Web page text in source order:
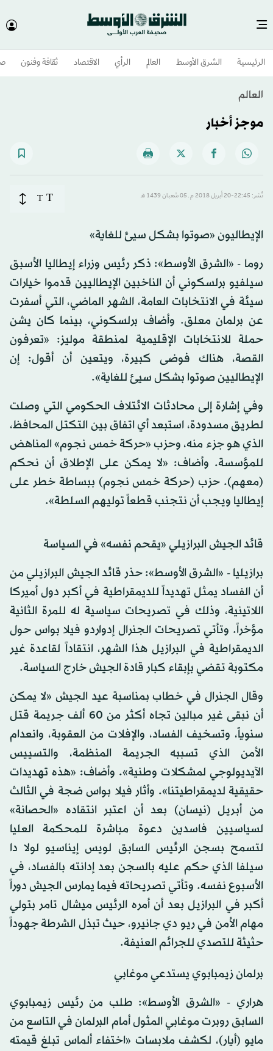
الرئيسية الشرق الأوسط​ العالم الرأي الاقتصاد ثقافة وفنون
العالم
موجز أخبار
نُشر: 22:45-20 أبريل 2018 م ـ 05 شَعبان 1439 هـ T
T
الإيطاليون «صوتوا بشكل سيئ للغاية»
روما - «الشرق الأوسط»: ذكر رئيس وزراء إيطاليا الأسبق
سيلفيو برلسكوني أن الناخبين الإيطاليين قدموا خيارات
سيئة في الانتخابات العامة، الشهر الماضي، التي أسفرت
عن برلمان معلق. وأضاف برلسكوني، بينما كان يشن
حملة للانتخابات الإقليمية لمنطقة موليز: «تعرفون
القصة، هناك فوضى كبيرة، ويتعين أن أقول: إن
الإيطاليين صوتوا بشكل سيئ للغاية».
وفي إشارة إلى محادثات الائتلاف الحكومي التي وصلت
لطريق مسدودة، استبعد أي اتفاق بين التكتل المحافظ،
الذي هو جزء منه، وحزب «حركة خمس نجوم» المناهض
للمؤسسة. وأضاف: «لا يمكن على الإطلاق أن نحكم
(معهم). حزب (حركة خمس نجوم) ببساطة خطر على
إيطاليا ويجب أن نتجنب قطعاً توليهم السلطة».
قائد الجيش البرازيلي «يقحم نفسه» في السياسة
برازيليا - «الشرق الأوسط»: حذر قائد الجيش البرازيلي من
أن الفساد يمثل تهديداً للديمقراطية في أكبر دول أميركا
اللاتينية، وذلك في تصريحات سياسية له للمرة الثانية
مؤخراً. وتأتي تصريحات الجنرال إدواردو فيلا بواس حول
الديمقراطية في البرازيل هذا الشهر، انتقاداً لقاعدة غير
مكتوبة تقضي بإبقاء كبار قادة الجيش خارج السياسة.
وقال الجنرال في خطاب بمناسبة عيد الجيش «لا يمكن
أن نبقى غير مبالين تجاه أكثر من 60 ألف جريمة قتل
سنوياً، وتسخيف الفساد، والإفلات من العقوبة، وانعدام
الأمن الذي تسببه الجريمة المنظمة، والتسييس
الآيديولوجي لمشكلات وطنية». وأضاف: «هذه تهديدات
حقيقية لديمقراطيتنا». وأثار فيلا بواس ضجة في الثالث
من أبريل (نيسان) بعد أن اعتبر انتقاده «الحصانة»
لسياسيين فاسدين دعوة مباشرة للمحكمة العليا
لتسمح بسجن الرئيس السابق لويس إيناسيو لولا دا
سيلفا الذي حكم عليه بالسجن بعد إدانته بالفساد، في
الأسبوع نفسه. وتأتي تصريحاته فيما يمارس الجيش دوراً
أكبر في البرازيل بعد أن أمره الرئيس ميشال تامر بتولي
مهام الأمن في ريو دي جانيرو، حيث تبذل الشرطة جهوداً
حثيثة للتصدي للجرائم العنيفة.
برلمان زيمبابوي يستدعي موغابي
هراري - «الشرق الأوسط»: طلب من رئيس زيمبابوي
السابق روبرت موغابي المثول أمام البرلمان في التاسع من
مايو (أيار)، لكشف ملابسات «اختفاء ألماس تبلغ قيمته